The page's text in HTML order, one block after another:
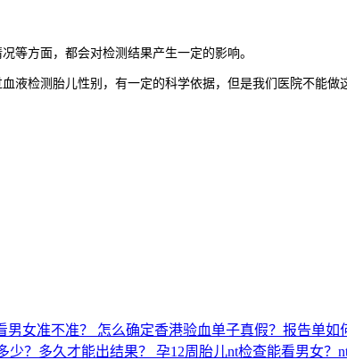
方面，都会对检测结果产生一定的影响。
测胎儿性别，有一定的科学依据，但是我们医院不能做
女准不准？ 怎么确定香港验血单子真假？报告单如
少？多久才能出结果？ 孕12周胎儿nt检查能看男女？